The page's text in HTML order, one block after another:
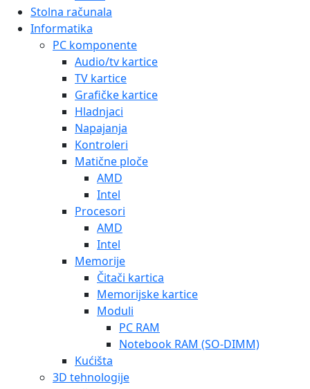
Stolna računala
Informatika
PC komponente
Audio/tv kartice
TV kartice
Grafičke kartice
Hladnjaci
Napajanja
Kontroleri
Matične ploče
AMD
Intel
Procesori
AMD
Intel
Memorije
Čitači kartica
Memorijske kartice
Moduli
PC RAM
Notebook RAM (SO-DIMM)
Kućišta
3D tehnologije